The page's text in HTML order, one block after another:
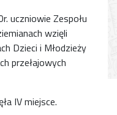
uczniowie Zespołu
wzięli
Dzieci i Młodzieży
przełajowych
IV miejsce.